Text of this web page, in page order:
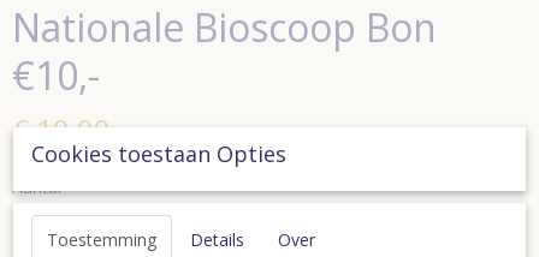
Nationale Bioscoop Bon
€10,-
€ 10,00
Aantal
Cookies toestaan Opties
Toestemming Details Over